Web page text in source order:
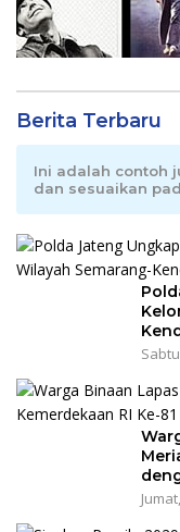
Berita Terbaru
Ini adalah contoh
dan sesuaikan